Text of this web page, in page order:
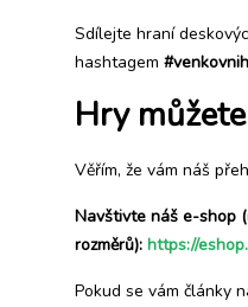
Sdílejte hraní
hashtagem
Hry
Věřím, že vám náš
Navštivte náš e-shop
rozměrů): https://
Pokud se vám články